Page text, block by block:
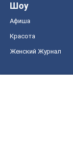
Шоу
Афиша
Красота
Женский Журнал